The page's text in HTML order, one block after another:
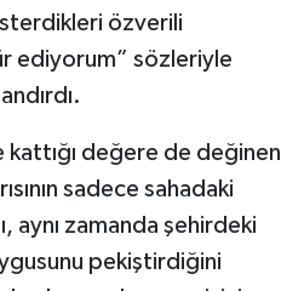
özverili
ediyorum” sözleriyle
kattığı değere de değinen
sadece sahadaki
aynı zamanda şehirdeki
pekiştirdiğini